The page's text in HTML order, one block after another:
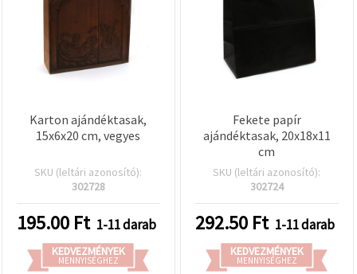
Karton ajándéktasak,
15x6x20 cm, vegyes
SKU (leltári azonosító):
302728
195.00 Ft 1-11 darab
KEDVEZMÉNYEK
MENNYISÉGHEZ
Fekete papír
ajándéktasak, 20x18x11
cm
SKU (leltári azonosító):
302724
292.50 Ft 1-11 darab
KEDVEZMÉNYEK
MENNYISÉGHEZ